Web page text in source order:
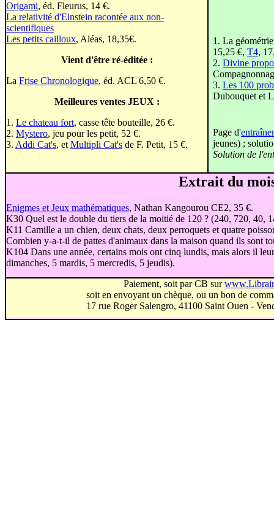
Origami, éd. Fleurus, 14 €.
La relativité d'Einstein racontée aux non-
scientifiques
Les petits cailloux, Aléas, 18,35€.
Vient d'être ré-éditée :
La Frise Chronologique, éd. ACL 6,50 €.
Meilleures ventes JEUX :
1. Le chateau fort, casse tête bouteille, 26 €.
2. Mystero, jeu pour les petit, 52 €.
3. Addi Cat's, etMultipli Cat's de F. Petit, 15 €.
1. La
15,25 €, T4,
2. Divine
3. Les 100
Dubouquet et
Page d'
jeunes) ;
Solution de
Extrait du
Enigmes et Jeux mathématiques, Nathan Kangourou CE2, 35 €.
K30 Quel est le double du tiers de la moitié de 120 ? (240, 720, 40,
K11 Camille a un chien, deux chats, deux perroquets et quatre
Combien y-a-t-il de pattes d'animaux dans la maison quand ils sont
K104 Dans une année, certains mois ont cinq lundis, mais alors il
dimanches, 5 mardis, 5 mercredis, 5 jeudis).
Paiement, soit par CB sur
soit en envoyant un chèque, ou un bon de
17 rue Roger Salengro, 41100 Saint Ouen -